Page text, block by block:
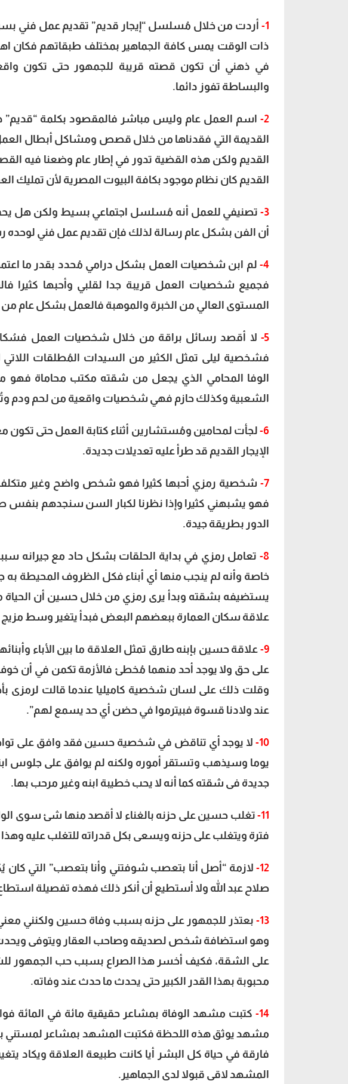
1- أردت من خلال مُسلسل “إيجار قديم” تقديم عمل فني
ذات الوقت يمس كافة الجماهير بمختلف طبقاتهم فكان
في ذهني أن تكون قصته قريبة للجمهور حتى تكون
والبساطة تفوز دائما.
2- اسم العمل عام وليس مباشر فالمقصود بكلمة “قديم” هو
القديمة التي فقدناها من خلال قصص ومشاكل أبطال
القديم ولكن هذه القضية تدور في إطار عام وضعنا فيه
القديم كان نظام موجود بكافة البيوت المصرية لأن تمليك
3-
تصنيفي للعمل أنه مُسلسل اجتماعي بسيط ولكن هل
أن الفن بشكل عام رسالة لذلك فإن تقديم عمل فني لوحده
4- لم ابن شخصيات العمل بشكل درامي مُحدد بقدر ما
فجميع شخصيات العمل قريبة جدا لقلبي وأحبها
المستوى العالي من الخبرة والموهبة فالعمل بشكل عام من
5-
لا أقصد رسائل براقة من خلال شخصيات العمل
فشخصية ليلى تمثل الكثير من السيدات المُطلقات
الوفا المحامي الذي يجعل من شقته مكتب محاماة فهو
الشعبية وكذلك حازم فهي شخصيات واقعية من لحم ودم
6- لجأت لمحامين ومُستشارين أثناء كتابة العمل حتى تكون
الإيجار القديم قد طرأ عليه تعديلات جديدة.
7- شخصية رمزي أحبها كثيرا فهو شخص واضح وغير
فهو يشبهني كثيرا وإذا نظرنا لكبار السن سنجدهم بنفس
الدور بطريقة جيدة.
8- تعامل رمزي في بداية الحلقات بشكل حاد مع جيرانه
خاصة وأنه لم ينجب منها أي أبناء فكل الظروف المحيطة
يستضيفه بشقته وبدأ يرى رمزي من خلال حسين أن الحياة
علاقة سكان العمارة ببعضهم البعض فبدأ يتغير وسط مزيج
9- علاقة حسين بإبنه طارق تمثل العلاقة ما بين الأباء
على حق ولا يوجد أحد منهما مُخطئ فالأزمة تكمن في أن خوف
وقلت ذلك على لسان شخصية كاميليا عندما قالت لرمزى
عند ولادنا قسوة فبيترموا في حضن أي حد يسمع لهم”.
10- لا يوجد أي تناقض في شخصية حسين فقد وافق على
يوما وسيذهب وتستقر أموره ولكنه لم يوافق على جلوس
جديدة فى شقته كما أنه لا يحب خطيبة ابنه وغير مرحب بها.
11- تغلب حسين على حزنه بالغناء لا أقصد منها شئ سوى
فترة ويتغلب على حزنه ويسعى بكل قدراته للتغلب عليه
12- لازمة “أصل أنا بتعصب شوفتني وأنا بتعصب” التي
صلاح عبد الله ولا أستطيع أن أنكر ذلك فهذه تفصيلة
13- بعتذر للجمهور على حزنه بسبب وفاة حسين ولكنني
وهو استضافة شخص لصديقه وصاحب العقار ويتوفى ويحدث
على الشقة، فكيف أخسر هذا الصراع بسبب حب
محبوبة بهذا القدر الكبير حتى يحدث ما حدث عند وفاته.
14- كتبت مشهد الوفاة بمشاعر حقيقية مائة في المائة
مشهد يوثق هذه اللحظة فكتبت المشهد بمشاعر
فارقة في حياة كل البشر أيا كانت طبيعة العلاقة ويكاد
المشهد لاقى قبولا لدى الجماهير.